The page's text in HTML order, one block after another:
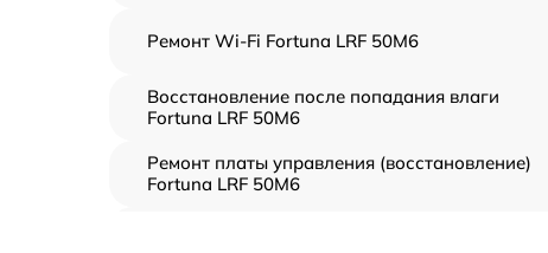
Ремонт Wi-Fi Fortuna LRF 50M6
Восстановление после попадания влаги
Fortuna LRF 50M6
Ремонт платы управления (восстановление)
Fortuna LRF 50M6